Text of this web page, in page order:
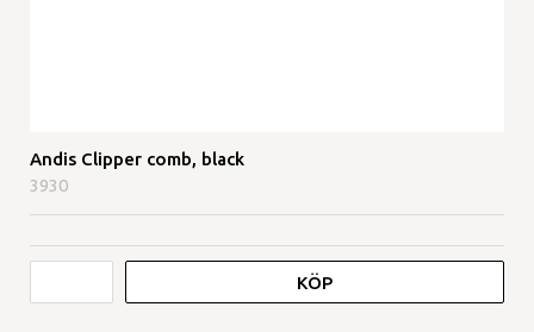
Andis Clipper comb, black
3930
KÖP